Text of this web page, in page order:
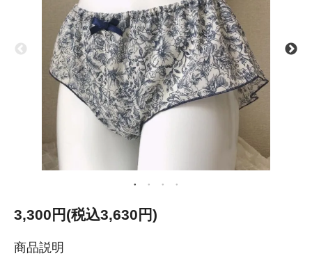
3,300円(税込3,630円)
商品説明